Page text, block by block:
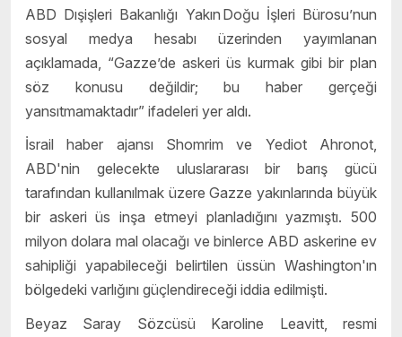
ABD Dışişleri Bakanlığı Yakın Doğu İşleri Bürosu’nun
sosyal medya hesabı üzerinden yayımlanan
açıklamada, “Gazze’de askeri üs kurmak gibi bir plan
söz konusu değildir; bu haber gerçeği
yansıtmamaktadır” ifadeleri yer aldı.
İsrail haber ajansı Shomrim ve Yediot Ahronot,
ABD'nin gelecekte uluslararası bir barış gücü
tarafından kullanılmak üzere Gazze yakınlarında büyük
bir askeri üs inşa etmeyi planladığını yazmıştı. 500
milyon dolara mal olacağı ve binlerce ABD askerine ev
sahipliği yapabileceği belirtilen üssün Washington'ın
bölgedeki varlığını güçlendireceği iddia edilmişti.
Beyaz Saray Sözcüsü Karoline Leavitt, resmi